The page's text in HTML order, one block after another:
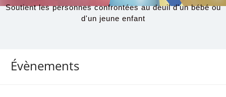
Soutient les personnes confrontées au deuil d'un bébé ou
d'un jeune enfant
Évènements